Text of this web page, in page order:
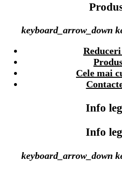
keyboard_arrow_down
Cele mai
Info
Info
keyboard_arrow_down